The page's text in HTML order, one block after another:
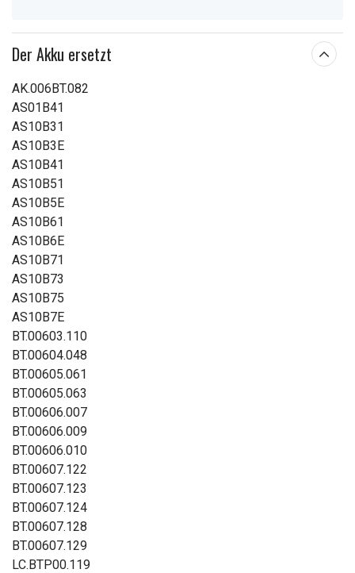
Der Akku ersetzt
AK.006BT.082
AS01B41
AS10B31
AS10B3E
AS10B41
AS10B51
AS10B5E
AS10B61
AS10B6E
AS10B71
AS10B73
AS10B75
AS10B7E
BT.00603.110
BT.00604.048
BT.00605.061
BT.00605.063
BT.00606.007
BT.00606.009
BT.00606.010
BT.00607.122
BT.00607.123
BT.00607.124
BT.00607.128
BT.00607.129
LC.BTP00.119